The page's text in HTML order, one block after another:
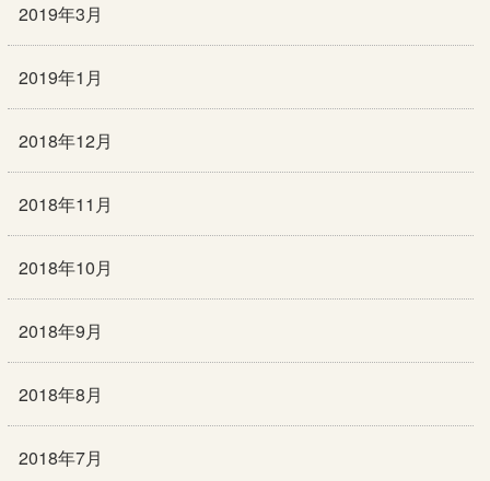
2019年3月
2019年1月
2018年12月
2018年11月
2018年10月
2018年9月
2018年8月
2018年7月